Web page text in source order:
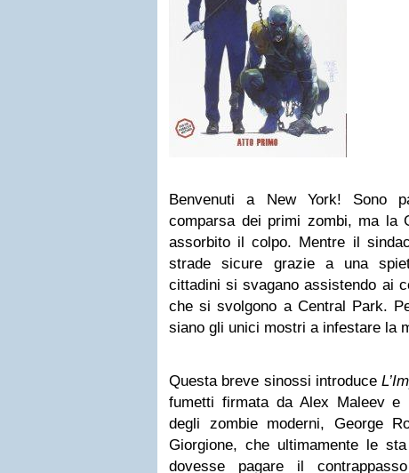
Benvenuti a New York! Sono
comparsa dei primi zombi, ma la
assorbito il colpo. Mentre il
strade sicure grazie a una
cittadini si svagano assistendo ai
che si svolgono a Central Park.
siano gli unici mostri a infestare la
Questa breve sinossi introduce
fumetti firmata da Alex Maleev e
degli zombie moderni, George
Giorgione, che ultimamente le
dovesse pagare il